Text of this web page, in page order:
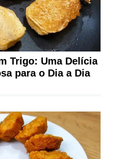
Trigo: Uma Delícia
para o Dia a Dia